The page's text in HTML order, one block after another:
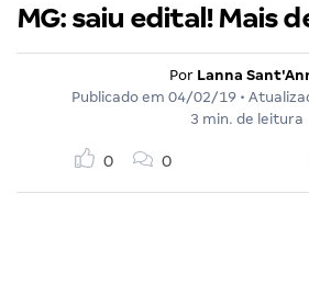
MG: saiu edital! Mais
Por Lanna
Publicado em 04/02/19 •
3 min. de leitura
0 0